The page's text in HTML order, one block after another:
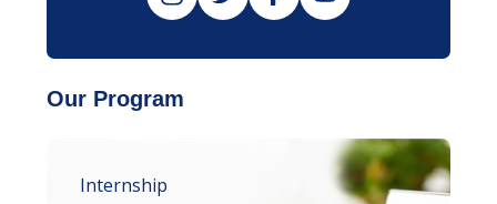
Our Program
Internship